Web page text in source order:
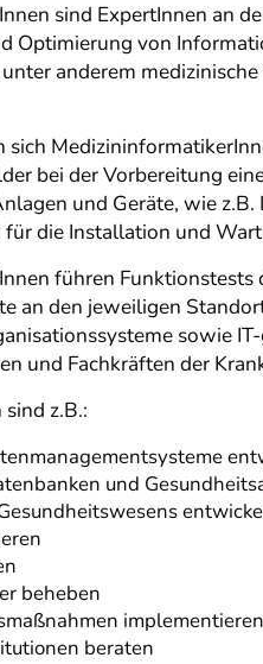
sind ExpertInnen an
Optimierung von
anderem
sich
bei der Vorbereitung
und Geräte, wie
für die Installation und
führen Funktionstests
an den jeweiligen
sowie
und Fachkräften der
z.B.:
und
beheben
implementieren
beraten